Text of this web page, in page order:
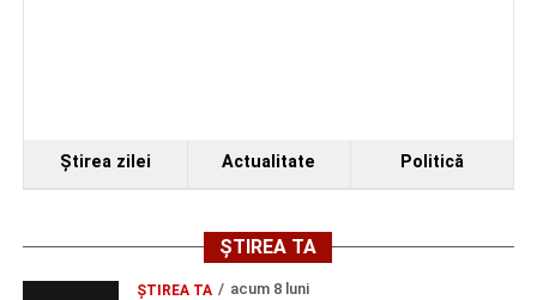
Ştirea zilei Actualitate Politică
ȘTIREA TA
ŞTIREA TA acum 8 luni